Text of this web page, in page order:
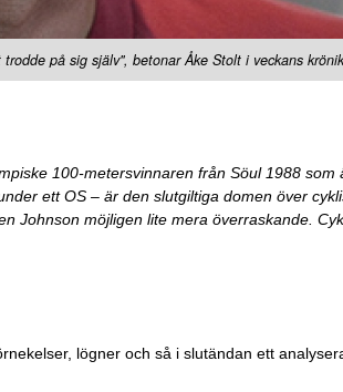
på sig själv", betonar Åke Stolt i veckans
100-metersvinnaren från Söul 1988 som
ett OS – är den slutgiltiga domen över
Johnson möjligen lite mera överraskande.
lögner och så i slutändan ett